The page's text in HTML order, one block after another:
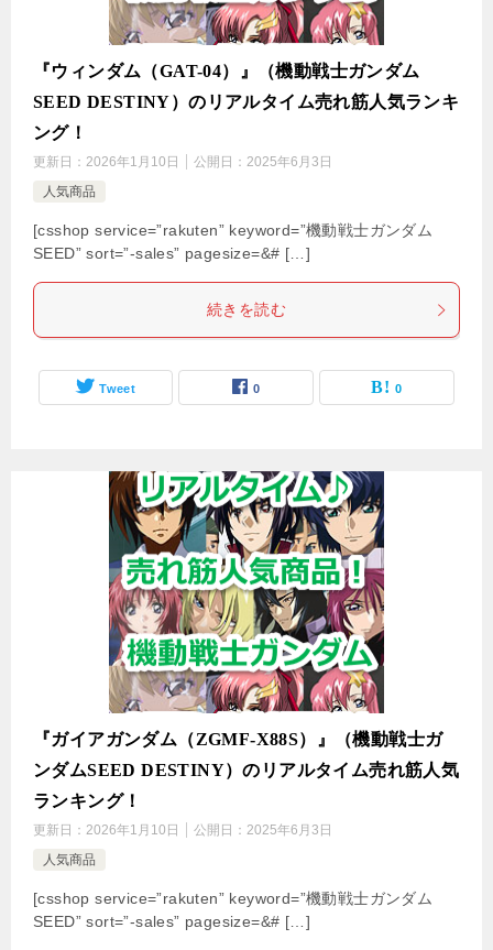
『ウィンダム（GAT-04）』（機動戦士ガンダム
SEED DESTINY）のリアルタイム売れ筋人気ランキ
ング！
更新日： 2026年1月10日 公開日： 2025年6月3日
人気商品
[csshop service=”rakuten” keyword=”機動戦士ガンダム
SEED” sort=”-sales” pagesize=&# […]
続きを読む
Tweet 0 0
『ガイアガンダム（ZGMF-X88S）』（機動戦士ガ
ンダムSEED DESTINY）のリアルタイム売れ筋人気
ランキング！
更新日： 2026年1月10日 公開日： 2025年6月3日
人気商品
[csshop service=”rakuten” keyword=”機動戦士ガンダム
SEED” sort=”-sales” pagesize=&# […]